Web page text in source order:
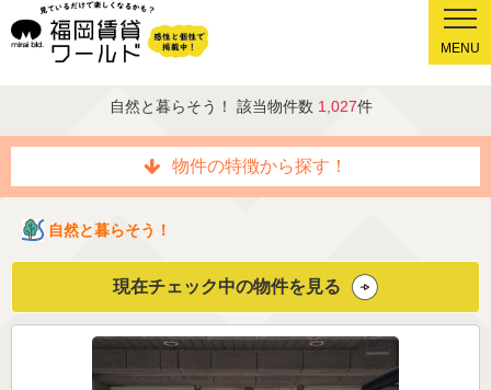
MENU
自然と暮らそう！ 該当物件数 1,027件
物件の特徴から探す！
自然と暮らそう！
現在チェック中の物件を見る